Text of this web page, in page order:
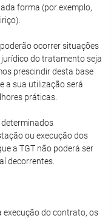
forma (por exemplo,
ocorrer situações
do tratamento seja
prescindir desta base
a sua utilização será
práticas.
ou execução dos
a TGT não poderá ser
decorrentes.
execução do contrato, os